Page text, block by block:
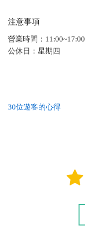
注意事項
營業時間：11:00~17:00
公休日：星期四
30位遊客的心得